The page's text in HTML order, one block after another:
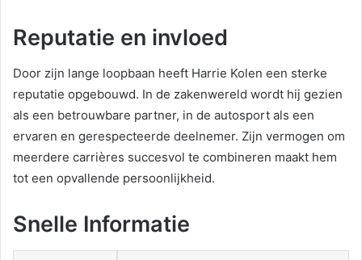
Reputatie en invloed
Door zijn lange loopbaan heeft Harrie Kolen een sterke
reputatie opgebouwd. In de zakenwereld wordt hij gezien
als een betrouwbare partner, in de autosport als een
ervaren en gerespecteerde deelnemer. Zijn vermogen om
meerdere carrières succesvol te combineren maakt hem
tot een opvallende persoonlijkheid.
Snelle Informatie